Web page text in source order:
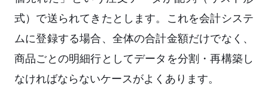
式）で送られてきたとします。これを会計システ
ムに登録する場合、全体の合計金額だけでなく、
商品ごとの明細行としてデータを分割・再構築し
なければならないケースがよくあります。